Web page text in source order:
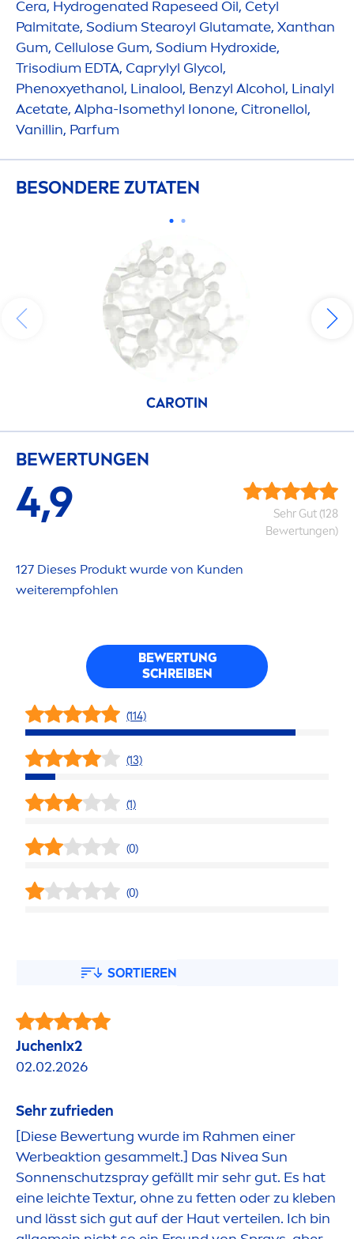
Cera, Hydrogenated Rapeseed Oil, Cetyl
Palmitate, Sodium Stearoyl Glutamate, Xanthan
Gum, Cellulose Gum, Sodium Hydroxide,
Trisodium EDTA, Caprylyl Glycol,
Phenoxyethanol, Linalool, Benzyl Alcohol, Linalyl
Acetate, Alpha-Isomethyl Ionone, Citronellol,
Vanillin, Parfum
BESONDERE ZUTATEN
CAROTIN
BEWERTUNGEN
4,9
Sehr Gut (128
Bewertungen)
127 Dieses Produkt wurde von Kunden
weiterempfohlen
BEWERTUNG
SCHREIBEN
(114)
(13)
(1)
(0)
(0)
SORTIEREN
JuchenIx2
02.02.2026
Sehr zufrieden
[Diese Bewertung wurde im Rahmen einer
Werbeaktion gesammelt.] Das Nivea Sun
Sonnenschutzspray gefällt mir sehr gut. Es hat
eine leichte Textur, ohne zu fetten oder zu kleben
und lässt sich gut auf der Haut verteilen. Ich bin